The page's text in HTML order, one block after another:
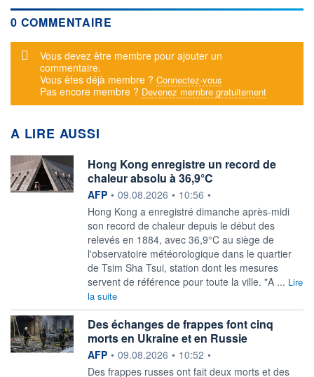
0 COMMENTAIRE
Message d'alerte
Vous devez être membre pour ajouter un
commentaire.
Vous êtes déjà membre ? Connectez-vous
Pas encore membre ? Devenez membre gratuitement
A LIRE AUSSI
Hong Kong enregistre un record de
chaleur absolu à 36,9°C
information fournie par
AFP • 09.08.2026 • 10:56 •
Hong Kong a enregistré dimanche après-midi
son record de chaleur depuis le début des
relevés en 1884, avec 36,9°C au siège de
l'observatoire météorologique dans le quartier
de Tsim Sha Tsui, station dont les mesures
servent de référence pour toute la ville. "A ... Lire
la suite
Des échanges de frappes font cinq
morts en Ukraine et en Russie
information fournie par
AFP • 09.08.2026 • 10:52 •
Des frappes russes ont fait deux morts et des